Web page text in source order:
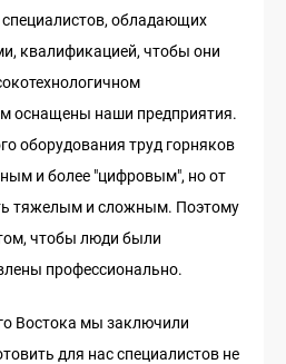
обладающих
квалификацией, чтобы они
оснащены наши предприятия.
оборудования труд горняков
и более "цифровым", но от
тяжелым и сложным. Поэтому
чтобы люди были
профессионально.
Востока мы заключили
для нас специалистов не